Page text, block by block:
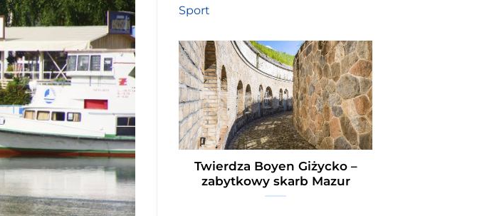
Sport
Twierdza Boyen Giżycko –
zabytkowy skarb Mazur